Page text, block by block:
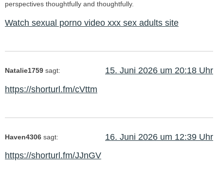
perspectives thoughtfully and thoughtfully.
Watch sexual porno video xxx sex adults site
Natalie1759 sagt:
15. Juni 2026 um 20:18 Uhr
https://shorturl.fm/cVttm
Haven4306 sagt:
16. Juni 2026 um 12:39 Uhr
https://shorturl.fm/JJnGV